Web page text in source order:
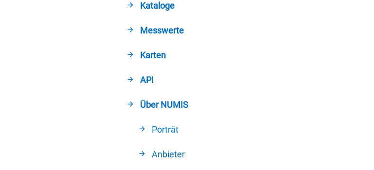
Kataloge
Messwerte
Karten
API
Über NUMIS
Porträt
Anbieter